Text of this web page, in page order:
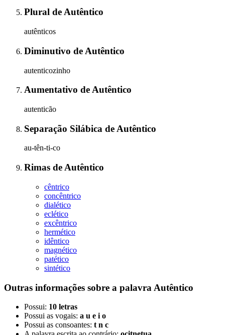
Plural deAutêntico
autênticos
Diminutivo de Autêntico
autenticozinho
Aumentativo deAutêntico
autenticão
Separação Silábica de Autêntico
au-tên-ti-co
Rimas de Autêntico
cêntrico
concêntrico
dialético
eclético
excêntrico
hermético
idêntico
magnético
patético
sintético
Outras informações sobre a palavra Autêntico
Possui: 10 letras
Possui as vogais: a u e i o
Possui as consoantes: t n c